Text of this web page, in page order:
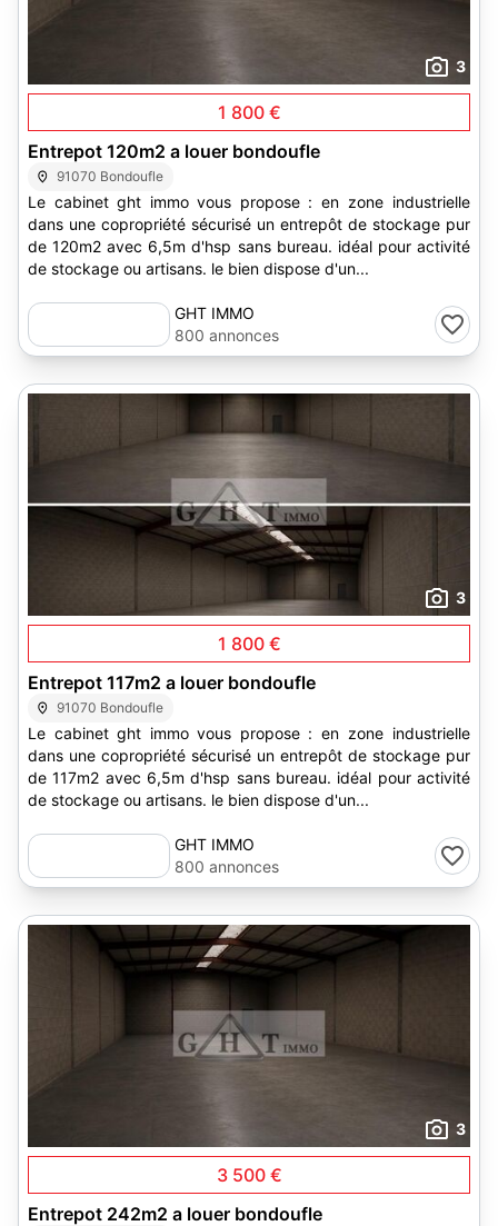
3
1 800 €
Entrepot 120m2 a louer bondoufle
91070 Bondoufle
Le cabinet ght immo vous propose : en zone industrielle
dans une copropriété sécurisé un entrepôt de stockage pur
de 120m2 avec 6,5m d'hsp sans bureau. idéal pour activité
de stockage ou artisans. le bien dispose d'un...
GHT IMMO
800 annonces
3
1 800 €
Entrepot 117m2 a louer bondoufle
91070 Bondoufle
Le cabinet ght immo vous propose : en zone industrielle
dans une copropriété sécurisé un entrepôt de stockage pur
de 117m2 avec 6,5m d'hsp sans bureau. idéal pour activité
de stockage ou artisans. le bien dispose d'un...
GHT IMMO
800 annonces
3
3 500 €
Entrepot 242m2 a louer bondoufle